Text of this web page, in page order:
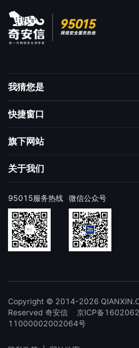
我猜您是
客户
合作伙伴
求职者
快捷窗口
如何购买
产品注册与激活
样本上报
奇安信天守安全软件
顽固病毒专杀工具
旗下网站
网神
技术研究院
威胁情报中心
补天漏洞响应平台
关于我们
公司简介
公司新闻
发展历程
进出口合规声明
95015服务热线 微信公众号
Copyright © 2014-2026
Reserved 奇安信
京ICP备
11000002002064号